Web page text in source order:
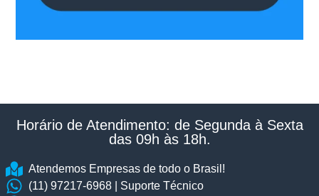
Horário de Atendimento: de Segunda à Sexta
das 09h às 18h.​
Atendemos Empresas de todo o Brasil!
(11) 97217-6968 | Suporte Técnico